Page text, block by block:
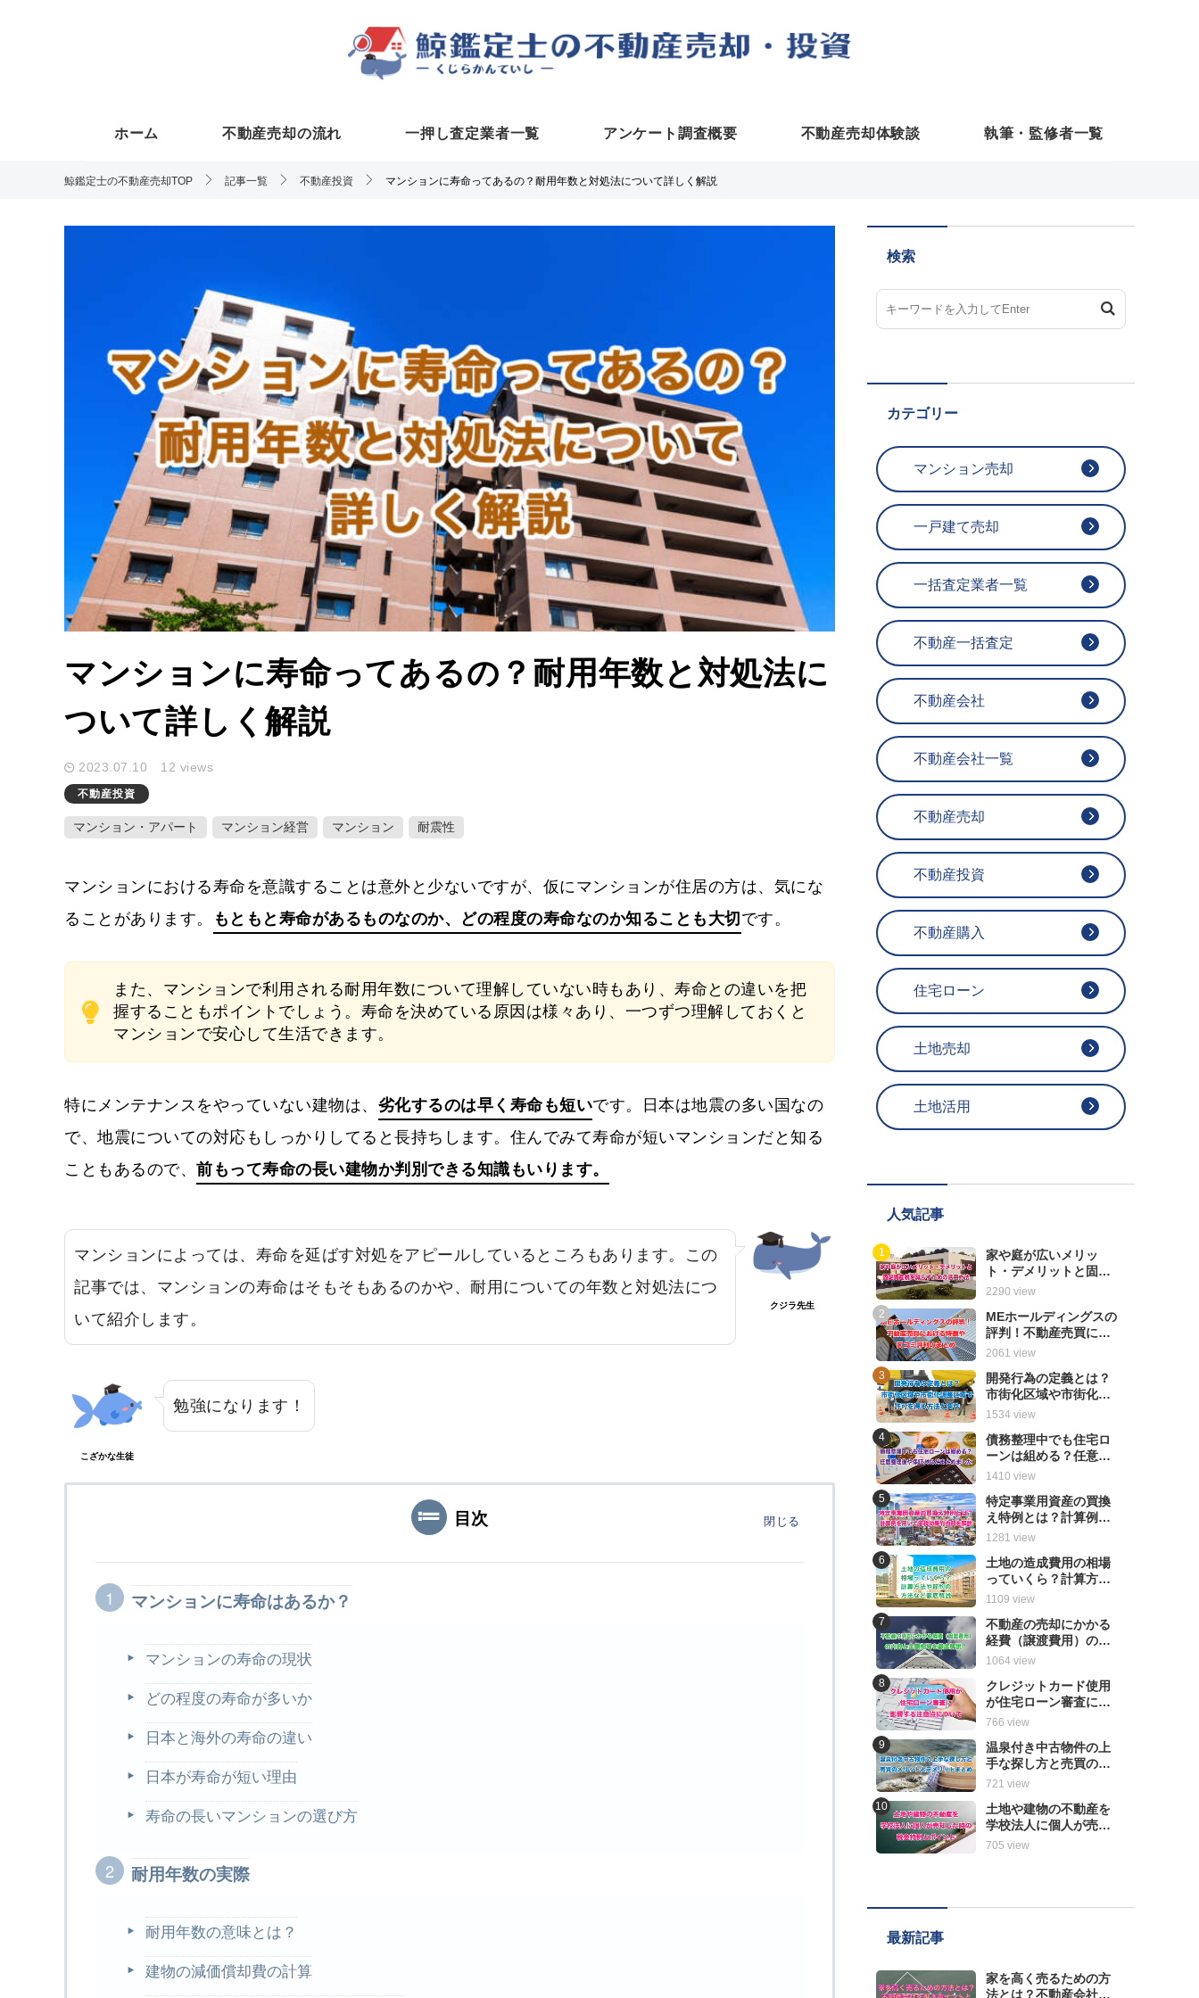
ホーム 不動産売却の流れ 一押し査定業者一覧 アンケート調査概要 不動産売却体験談 執筆・監修者一覧
鯨鑑定士の不動産売却TOP 記事一覧 不動産投資 マンションに寿命ってあるの？耐用年数と対処法について詳しく解説
マンションに寿命ってあるの？耐用年数と対処法に
ついて詳しく解説
2023.07.10 12 views
不動産投資
マンション・アパート マンション経営 マンション 耐震性
マンションにおける寿命を意識することは意外と少ないですが、仮にマンションが住居の方は、気にな
ることがあります。
もともと寿命があるものなのか、どの程度の寿命なのか知ることも大切です。
また、マンションで利用される耐用年数について理解していない時もあり、寿命との違いを把
握することもポイントでしょう。寿命を決めている原因は様々あり、一つずつ理解しておくと
マンションで安心して生活できます。
特にメンテナンスをやっていない建物は、 劣化するのは早く寿命も短いです。日本は地震の多い国なの
で、地震についての対応もしっかりしてると長持ちします。住んでみて寿命が短いマンションだと知る
こともあるので、 前もって寿命の長い建物か判別できる知識もいります。
マンションによっては、寿命を延ばす対処をアピールしているところもあります。この
記事では、マンションの寿命はそもそもあるのかや、耐用についての年数と対処法につ
いて紹介します。
クジラ先生
こざかな生徒
勉強になります！
目次 閉じる
マンションに寿命はあるか？
マンションの寿命の現状
どの程度の寿命が多いか
日本と海外の寿命の違い
日本が寿命が短い理由
寿命の長いマンションの選び方
耐用年数の実際
耐用年数の意味とは？
建物の減価償却費の計算
検索
カテゴリー
マンション売却
一戸建て売却
一括査定業者一覧
不動産一括査定
不動産会社
不動産会社一覧
不動産売却
不動産投資
不動産購入
住宅ローン
土地売却
土地活用
人気記事
家や庭が広いメリッ
ト・デメリットと固定
資産税を減らすための
2290 view
MEホールディングスの
評判！不動産売買にお
ける特徴や口コミ評判
2061 view
開発行為の定義とは？
市街化区域や市街化調
整区域で許可を得る方
1534 view
債務整理中でも住宅ロ
ーンは組める？任意整
理後や保証人などまと
1410 view
特定事業用資産の買換
え特例とは？計算例を
用いて節税効果や内容
1281 view
土地の造成費用の相場
っていくら？計算方法
や節約の方法など徹底
1109 view
不動産の売却にかかる
経費（譲渡費用）の内
容と金額相場を徹底解
1064 view
クレジットカード使用
が住宅ローン審査に影
響する注意点について
766 view
温泉付き中古物件の上
手な探し方と売買のメ
リットとデメリットま
721 view
土地や建物の不動産を
学校法人に個人が売却
した時の税金特例とポ
705 view
最新記事
家を高く売るための方
法とは？不動産会社を